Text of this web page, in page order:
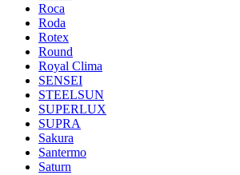
Roca
Roda
Rotex
Round
Royal Clima
SENSEI
STEELSUN
SUPERLUX
SUPRA
Sakura
Santermo
Saturn